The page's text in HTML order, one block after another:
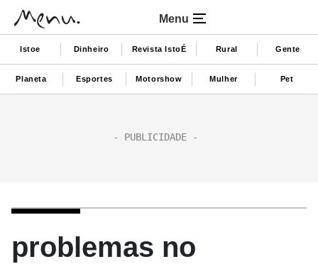
Menu
Istoe Dinheiro Revista IstoÉ Rural Gente
Planeta Esportes Motorshow Mulher Pet
problemas no